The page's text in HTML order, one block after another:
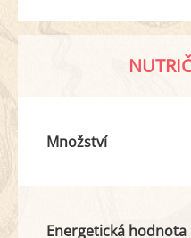
Množství
Energetická hodnota